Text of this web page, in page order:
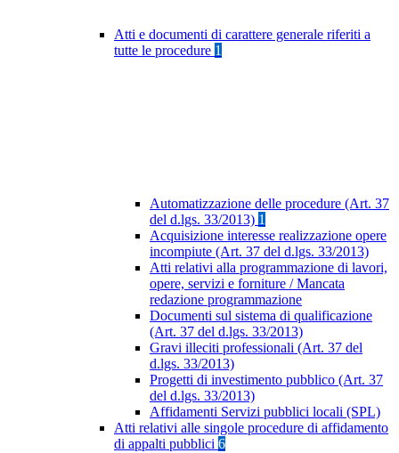
Atti e documenti di carattere generale riferiti a
tutte le procedure 1
Automatizzazione delle procedure (Art. 37
del d.lgs. 33/2013) 1
Acquisizione interesse realizzazione opere
incompiute (Art. 37 del d.lgs. 33/2013)
Atti relativi alla programmazione di lavori,
opere, servizi e forniture / Mancata
redazione programmazione
Documenti sul sistema di qualificazione
(Art. 37 del d.lgs. 33/2013)
Gravi illeciti professionali (Art. 37 del
d.lgs. 33/2013)
Progetti di investimento pubblico (Art. 37
del d.lgs. 33/2013)
Affidamenti Servizi pubblici locali (SPL)
Atti relativi alle singole procedure di affidamento
di appalti pubblici 6